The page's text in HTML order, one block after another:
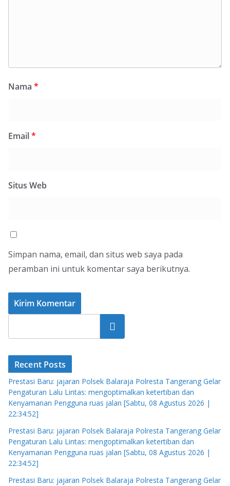
Nama *
Email*
Situs Web
Simpan nama, email, dan situs web saya pada
peramban ini untuk komentar saya berikutnya.
Cari
Recent Posts
Prestasi Baru: jajaran Polsek Balaraja Polresta Tangerang Gelar
Pengaturan Lalu Lintas: mengoptimalkan ketertiban dan
Kenyamanan Pengguna ruas jalan [Sabtu, 08 Agustus 2026 |
22:34:52]
Prestasi Baru: jajaran Polsek Balaraja Polresta Tangerang Gelar
Pengaturan Lalu Lintas: mengoptimalkan ketertiban dan
Kenyamanan Pengguna ruas jalan [Sabtu, 08 Agustus 2026 |
22:34:52]
Prestasi Baru: jajaran Polsek Balaraja Polresta Tangerang Gelar